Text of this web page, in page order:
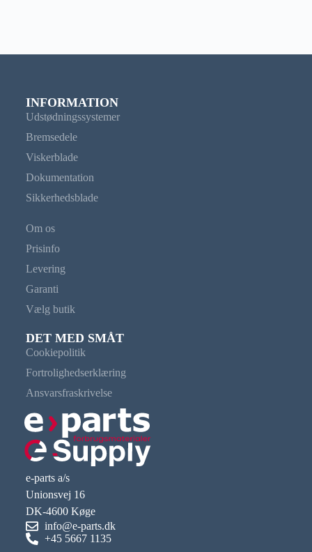
INFORMATION
Udstødningssystemer
Bremsedele
Viskerblade
Dokumentation
Sikkerhedsblade
Om os
Prisinfo
Levering
Garanti
Vælg butik
DET MED SMÅT
Cookiepolitik
Fortrolighedserklæring
Ansvarsfraskrivelse
e-parts a/s
Unionsvej 16
DK-4600 Køge
info@e-parts.dk
+45 5667 1135